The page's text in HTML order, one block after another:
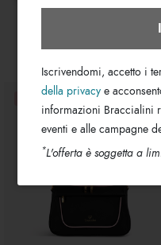
Queen
Iscrivendomi, accetto i
della privacy e
informazioni Braccialini
eventi e alle campagne
*L'offerta è soggetta a